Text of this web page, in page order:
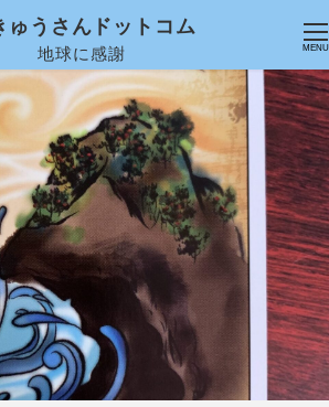
ゅうさんドットコム
地球に感謝 MENU